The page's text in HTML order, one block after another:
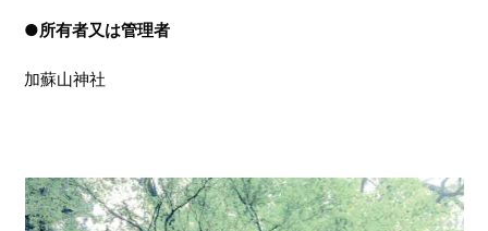
●所有者又は管理者
加蘇山神社